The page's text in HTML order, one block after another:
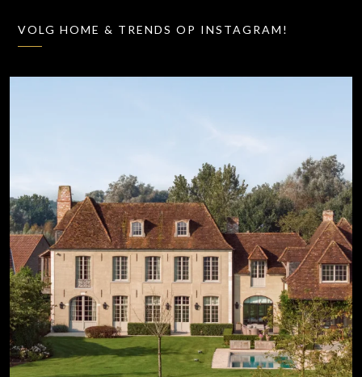
VOLG HOME & TRENDS OP INSTAGRAM!